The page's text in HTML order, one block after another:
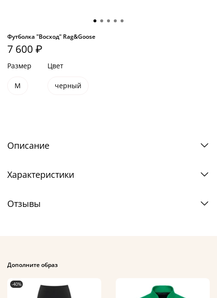
Футболка "Восход" Rag&Goose
7 600 ₽
Размер
M
Цвет
черный
Описание
Характеристики
Отзывы
Дополните образ
-40%